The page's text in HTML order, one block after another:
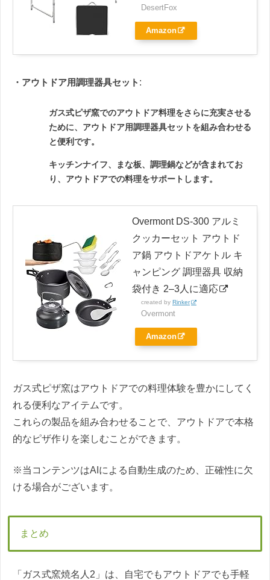
DesertFox
Amazon
・アウトドア用調理器具セット :
ガス式ピザ窯でのアウトドア料理をさらに充実させる
ために、アウトドア用調理器具セットを組み合わせる
と便利です。
キッチンナイフ、まな板、調理鍋などが含まれてお
り、アウトドアでの料理をサポートします。
Overmont DS-300 アルミ
クッカーセット アウトド
ア鍋 アウトドアケトル キ
ャンピング 調理器具 収納
袋付き 2–3人に適応
created by Rinker
Overmont
Amazon
ガス式ピザ窯はアウトドアでの料理体験を豊かにしてく
れる便利なアイテムです。
これらの製品を組み合わせることで、アウトドアで本格
的なピザ作りを楽しむことができます。
※当コンテンツはAIによる自動生成のため、正確性に欠
ける場合がございます。
まとめ
「ガス式窯焼名人2」は、自宅でもアウトドアでも手軽